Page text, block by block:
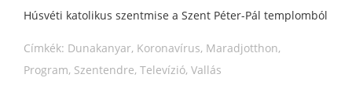
Húsvéti katolikus szentmise a Szent Péter-Pál templomból
Címkék: Dunakanyar, Koronavírus, Maradjotthon,
Program, Szentendre, Televízió, Vallás